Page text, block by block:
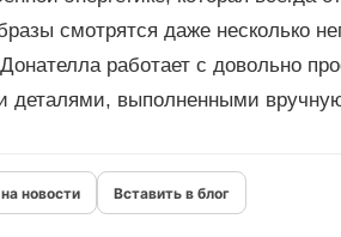
смотрятся даже несколько
работает с довольно
деталями, выполненными
новости Вставить в блог